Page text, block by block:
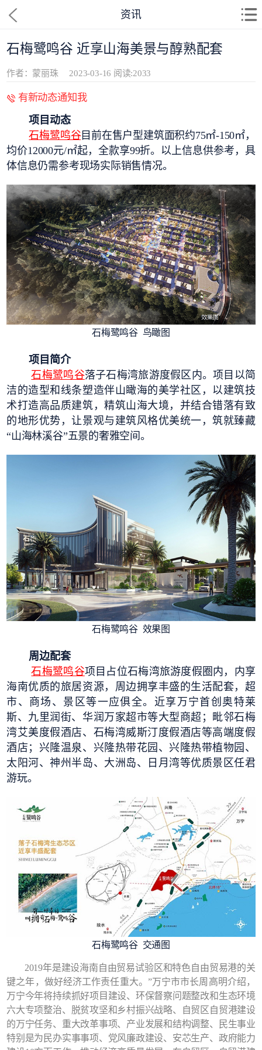
资讯
石梅鹭鸣谷 近享山海美景与醇熟配套
作者：蒙丽珠 2023-03-16 阅读:2033
有新动态通知我
项目动态
石梅鹭鸣谷目前在售户型建筑面积约75㎡-150㎡，
均价12000元/㎡起，全款享99折。以上信息供参考，具
体信息仍需参考现场实际销售情况。
石梅鹭鸣谷 鸟瞰图
项目简介
石梅鹭鸣谷落子石梅湾旅游度假区内。项目以简
洁的造型和线条塑造伴山瞰海的美学社区，以建筑技
术打造高品质建筑，精筑山海大境，并结合错落有致
的地形优势，让景观与建筑风格优美统一，筑就臻藏
“山海林溪谷”五景的奢雅空间。
石梅鹭鸣谷 效果图
周边配套
石梅鹭鸣谷项目占位石梅湾旅游度假圈内，内享
海南优质的旅居资源，周边拥享丰盛的生活配套，超
市、商场、景区等一应俱全。近享万宁首创奥特莱
斯、九里润街、华润万家超市等大型商超；毗邻石梅
湾艾美度假酒店、石梅湾威斯汀度假酒店等高端度假
酒店；兴隆温泉、兴隆热带花园、兴隆热带植物园、
太阳河、神州半岛、大洲岛、日月湾等优质景区任君
游玩。
石梅鹭鸣谷 交通图
2019年是建设海南自由贸易试验区和特色自由贸易港的关
键之年，做好经济工作责任重大。”万宁市市长周高明介绍，
万宁今年将持续抓好项目建设、环保督察问题整改和生态环境
六大专项整治、脱贫攻坚和乡村振兴战略、自贸区自贸港建设
的万宁任务、重大改革事项、产业发展和结构调整、民生事业
特别是为民办实事事项、党风廉政建设、安芯生产、政府能力